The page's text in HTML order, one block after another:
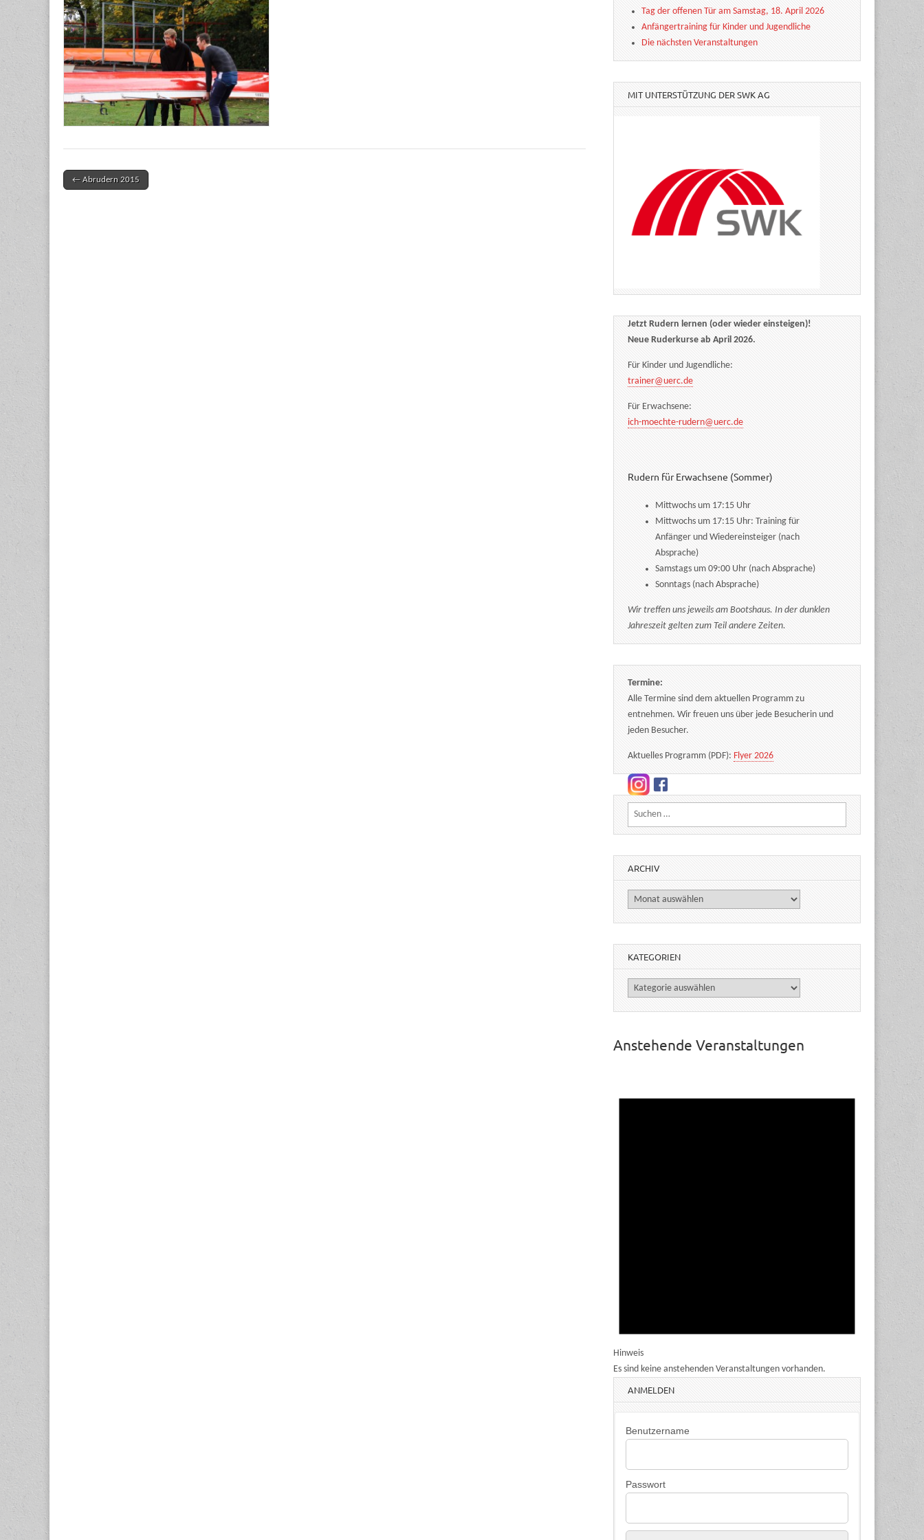
Post navigation
← Abrudern 2015
Tag der offenen Tür am Samstag, 18. April 2026
Anfängertraining für Kinder und Jugendliche
Die nächsten Veranstaltungen
MIT UNTERSTÜTZUNG DER SWK AG
Jetzt Rudern lernen (oder wieder einsteigen)!
Neue Ruderkurse ab April 2026.
Für Kinder und Jugendliche:
trainer@uerc.de
Für Erwachsene:
ich-moechte-rudern@uerc.de
Rudern für Erwachsene (Sommer)
Mittwochs um 17:15 Uhr
Mittwochs um 17:15 Uhr: Training für
Anfänger und Wiedereinsteiger (nach
Absprache)
Samstags um 09:00 Uhr (nach Absprache)
Sonntags (nach Absprache)
Wir treffen uns jeweils am Bootshaus. In der dunklen
Jahreszeit gelten zum Teil andere Zeiten.
Termine:
Alle Termine sind dem aktuellen Programm zu
entnehmen. Wir freuen uns über jede Besucherin und
jeden Besucher.
Aktuelles Programm (PDF):Flyer 2026
Suchen nach:
ARCHIV
Archiv
KATEGORIEN
Kategorien
Anstehende Veranstaltungen
Hinweis
Es sind keine anstehenden Veranstaltungen vorhanden.
ANMELDEN
Benutzername
Passwort